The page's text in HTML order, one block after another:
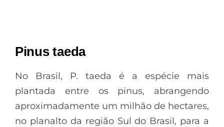
Pinus taeda
No Brasil, P. taeda é a espécie mais
plantada entre os pinus, abrangendo
aproximadamente um milhão de hectares,
no planalto da região Sul do Brasil, para a